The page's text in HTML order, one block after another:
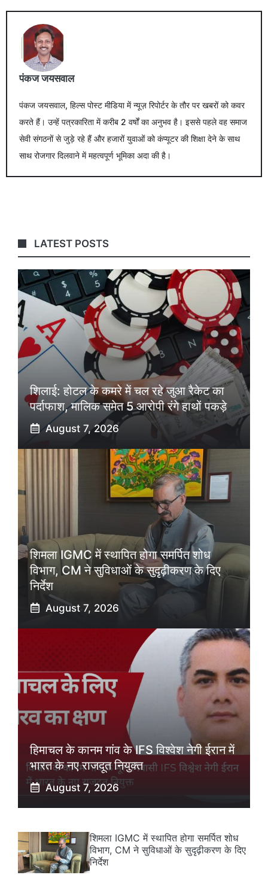
पंकज जयसवाल
पंकज जयसवाल, हिल्स पोस्ट मीडिया में न्यूज़ रिपोर्टर के तौर पर खबरों को कवर
करते हैं। उन्हें पत्रकारिता में करीब 2 वर्षों का अनुभव है। इससे पहले वह समाज
सेवी संगठनों से जुड़े रहे हैं और हजारों युवाओं को कंप्यूटर की शिक्षा देने के साथ
साथ रोजगार दिलवाने में महत्वपूर्ण भूमिका अदा की है।
LATEST POSTS
शिलाई: होटल के कमरे में चल रहे जुआ रैकेट का
पर्दाफाश, मालिक समेत 5 आरोपी रंगे हाथों पकड़े
August 7, 2026
शिमला IGMC में स्थापित होगा समर्पित शोध
विभाग, CM ने सुविधाओं के सुदृढ़ीकरण के दिए
निर्देश
August 7, 2026
हिमाचल के कानम गांव के IFS विश्वेश नेगी ईरान में
भारत के नए राजदूत नियुक्त
August 7, 2026
शिमला IGMC में स्थापित होगा समर्पित शोध
विभाग, CM ने सुविधाओं के सुदृढ़ीकरण के दिए
निर्देश